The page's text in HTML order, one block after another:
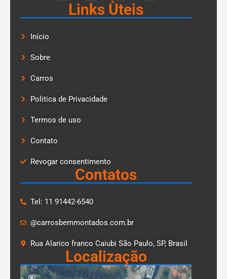
Links Ùteis
Início
Sobre
Carros
Politica de Privacidade
Termos de uso
Contato
Revogar consentimento
Contatos
Tel: 11 91442-6540
@carrosbemmontados.com.br
Rua Alarico franco Caiubi São Paulo, SP, Brasil
Localização